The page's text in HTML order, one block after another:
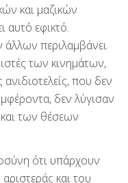
και μαζικών
αυτό εφικτό.
άλλων περιλαμβάνει
των κινημάτων,
που δεν
δεν λύγισαν
των θέσεων
ότι υπάρχουν
και του